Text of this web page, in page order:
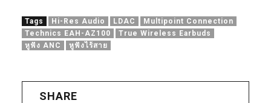
Tags Hi-Res Audio LDAC
Multipoint Connection
Technics EAH-AZ100
True Wireless Earbuds
หูฟัง ANC
หูฟังไร้สาย
SHARE